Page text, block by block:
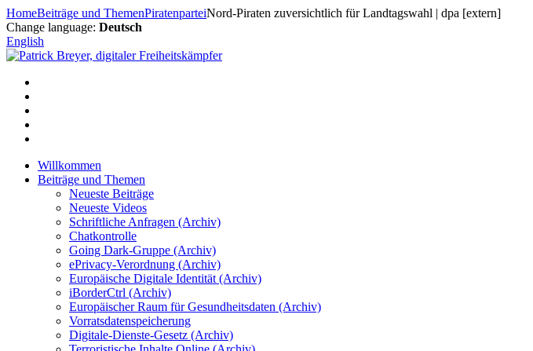
Zum
Inhalt
springen
HomeBeiträge und ThemenPiratenparteiNord-Piraten zuversichtlich für Landtagswahl | dpa [extern]
Change language: Deutsch
English
Willkommen
Beiträge und Themen
Neueste Beiträge
Neueste Videos
Schriftliche Anfragen (Archiv)
Chatkontrolle
Going Dark-Gruppe (Archiv)
ePrivacy-Verordnung (Archiv)
Europäische Digitale Identität (Archiv)
iBorderCtrl (Archiv)
Europäischer Raum für Gesundheitsdaten (Archiv)
Vorratsdatenspeicherung
Digitale-Dienste-Gesetz (Archiv)